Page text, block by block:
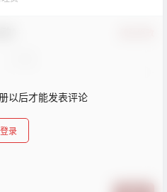
以后才能发表评论
登录